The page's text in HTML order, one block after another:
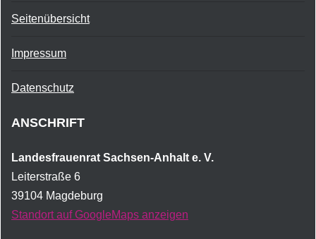
Seitenübersicht
Impressum
Datenschutz
ANSCHRIFT
Landesfrauenrat Sachsen-Anhalt e. V.
Leiterstraße 6
39104 Magdeburg
Standort auf GoogleMaps anzeigen